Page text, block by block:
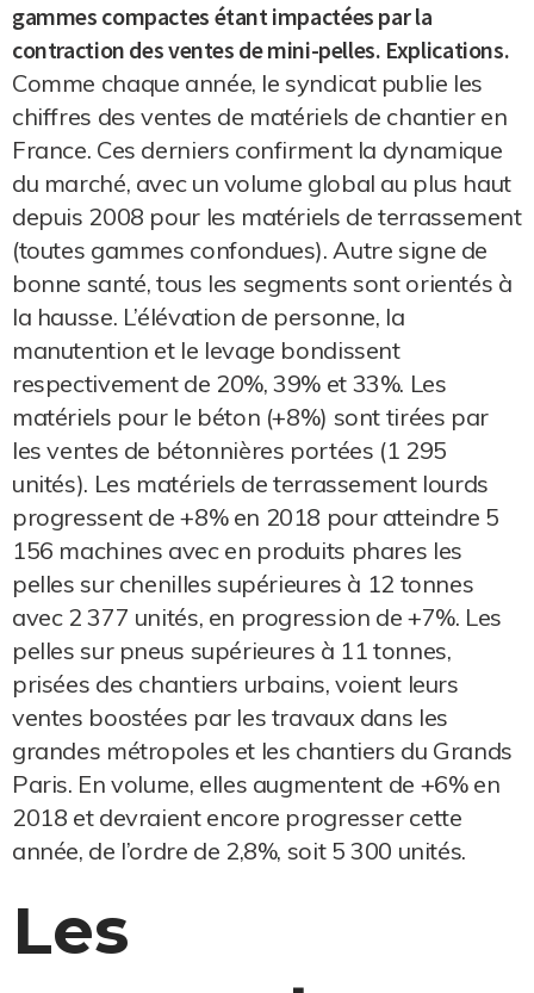
gammes compactes étant impactées par la
contraction des ventes de mini-pelles. Explications.
Comme chaque année, le syndicat publie les
chiffres des ventes de matériels de chantier en
France. Ces derniers confirment la dynamique
du marché, avec un volume global au plus haut
depuis 2008 pour les matériels de terrassement
(toutes gammes confondues). Autre signe de
bonne santé, tous les segments sont orientés à
la hausse. L’élévation de personne, la
manutention et le levage bondissent
respectivement de 20%, 39% et 33%. Les
matériels pour le béton (+8%) sont tirées par
les ventes de bétonnières portées (1 295
unités). Les matériels de terrassement lourds
progressent de +8% en 2018 pour atteindre 5
156 machines avec en produits phares les
pelles sur chenilles supérieures à 12 tonnes
avec 2 377 unités, en progression de +7%. Les
pelles sur pneus supérieures à 11 tonnes,
prisées des chantiers urbains, voient leurs
ventes boostées par les travaux dans les
grandes métropoles et les chantiers du Grands
Paris. En volume, elles augmentent de +6% en
2018 et devraient encore progresser cette
année, de l’ordre de 2,8%, soit 5 300 unités.
Les